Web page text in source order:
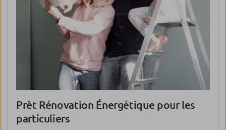
Prêt Rénovation Énergétique pour les
particuliers